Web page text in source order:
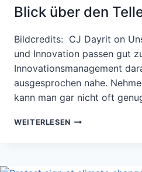
Blick über den
Bildcredits: CJ Dayrit on
und Innovation passen gut
Innovationsmanagement
ausgesprochen nahe.
kann man gar nicht oft
WEITERLESEN AGILE